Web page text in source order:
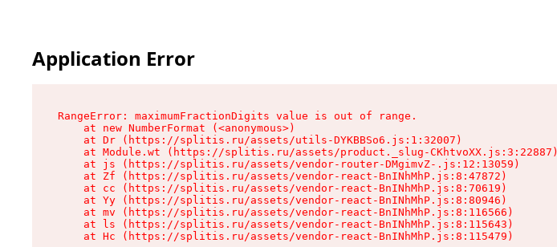
Application Error
RangeError: maximumFractionDigits value is out of range.
    at new NumberFormat (<anonymous>)
    at Dr (https://splitis.ru/assets/utils-DYKBBSo6.js:1:32007)
    at Module.wt (https://splitis.ru/assets/product._slug-CKhtvoXX.js:3:22887)
    at js (https://splitis.ru/assets/vendor-router-DMgimvZ-.js:12:13059)
    at Zf (https://splitis.ru/assets/vendor-react-BnINhMhP.js:8:47872)
    at cc (https://splitis.ru/assets/vendor-react-BnINhMhP.js:8:70619)
    at Yy (https://splitis.ru/assets/vendor-react-BnINhMhP.js:8:80946)
    at mv (https://splitis.ru/assets/vendor-react-BnINhMhP.js:8:116566)
    at ls (https://splitis.ru/assets/vendor-react-BnINhMhP.js:8:115643)
    at Hc (https://splitis.ru/assets/vendor-react-BnINhMhP.js:8:115479)